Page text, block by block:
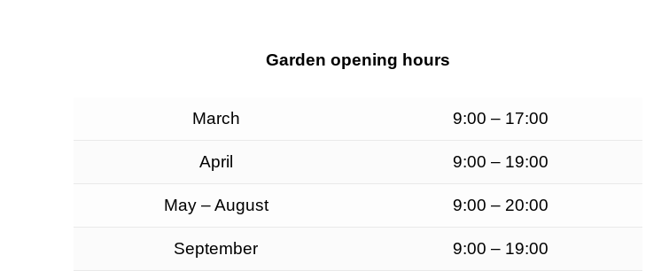
Garden opening hours
March 9:00 – 17:00
April 9:00 – 19:00
May – August 9:00 – 20:00
September 9:00 – 19:00